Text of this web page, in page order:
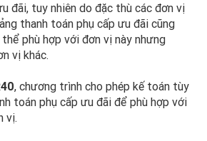
đãi, tuy nhiên do đặc thù các đơn vị
thanh toán phụ cấp ưu đãi cũng
phù hợp với đơn vị này nhưng
vị khác.
, chương trình cho phép kế toán tùy
toán phụ cấp ưu đãi để phù hợp với
vị.